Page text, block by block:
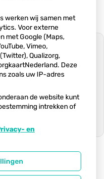
gegeven
wijzigen
|Beheer
het
van
werken wij samen met
Voor externe
met Google (Maps,
Vimeo,
Qualizorg,
Deze
zoals uw IP-adres
de website kunt
intrekken of
en